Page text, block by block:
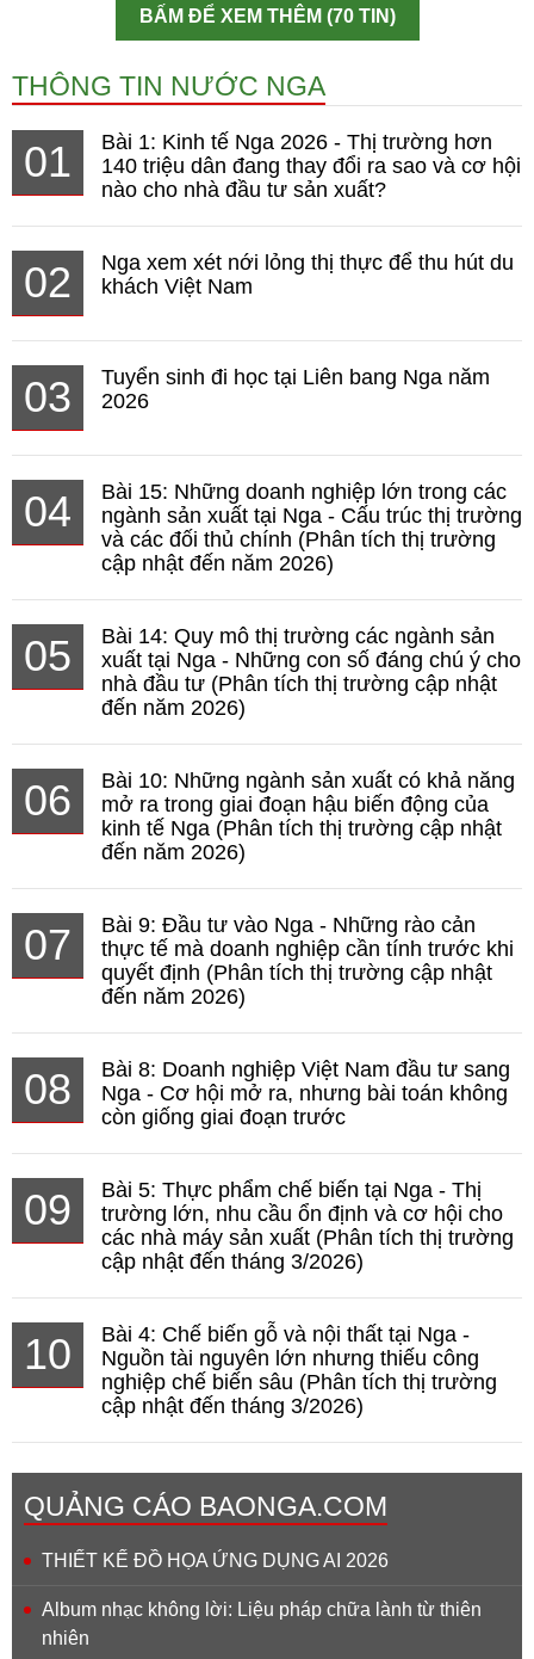
BẤM ĐỂ XEM THÊM (70 TIN)
THÔNG TIN NƯỚC NGA
01
Bài 1: Kinh tế Nga 2026 - Thị trường hơn
140 triệu dân đang thay đổi ra sao và cơ hội
nào cho nhà đầu tư sản xuất?
02
Nga xem xét nới lỏng thị thực để thu hút du
khách Việt Nam
03
Tuyển sinh đi học tại Liên bang Nga năm
2026
04
Bài 15: Những doanh nghiệp lớn trong các
ngành sản xuất tại Nga - Cấu trúc thị trường
và các đối thủ chính (Phân tích thị trường
cập nhật đến năm 2026)
05
Bài 14: Quy mô thị trường các ngành sản
xuất tại Nga - Những con số đáng chú ý cho
nhà đầu tư (Phân tích thị trường cập nhật
đến năm 2026)
06
Bài 10: Những ngành sản xuất có khả năng
mở ra trong giai đoạn hậu biến động của
kinh tế Nga (Phân tích thị trường cập nhật
đến năm 2026)
07
Bài 9: Đầu tư vào Nga - Những rào cản
thực tế mà doanh nghiệp cần tính trước khi
quyết định (Phân tích thị trường cập nhật
đến năm 2026)
08
Bài 8: Doanh nghiệp Việt Nam đầu tư sang
Nga - Cơ hội mở ra, nhưng bài toán không
còn giống giai đoạn trước
09
Bài 5: Thực phẩm chế biến tại Nga - Thị
trường lớn, nhu cầu ổn định và cơ hội cho
các nhà máy sản xuất (Phân tích thị trường
cập nhật đến tháng 3/2026)
10
Bài 4: Chế biến gỗ và nội thất tại Nga -
Nguồn tài nguyên lớn nhưng thiếu công
nghiệp chế biến sâu (Phân tích thị trường
cập nhật đến tháng 3/2026)
QUẢNG CÁO BAONGA.COM
THIẾT KẾ ĐỒ HỌA ỨNG DỤNG AI 2026
Album nhạc không lời: Liệu pháp chữa lành từ thiên
nhiên